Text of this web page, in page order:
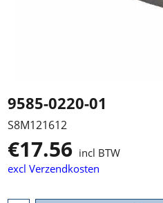
9585-0220-01
S8M121612
€17.56 incl BTW
excl Verzendkosten